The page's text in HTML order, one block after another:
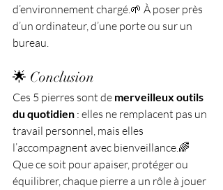
d’environnement chargé.🌱 À poser près
d’un ordinateur, d’une porte ou sur un
bureau.
🌟 Conclusion
Ces 5 pierres sont de merveilleux outils
du quotidien : elles ne remplacent pas un
travail personnel, mais elles
l’accompagnent avec bienveillance.🌈
Que ce soit pour apaiser, protéger ou
équilibrer, chaque pierre a un rôle à jouer